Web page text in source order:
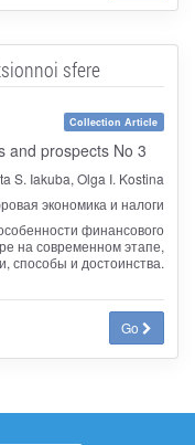
sfere
Collection Article
and prospects No 3
S. Iakuba, Olga I. Kostina
экономика и налоги
финансового
на современном этапе,
способы и достоинства.
Go